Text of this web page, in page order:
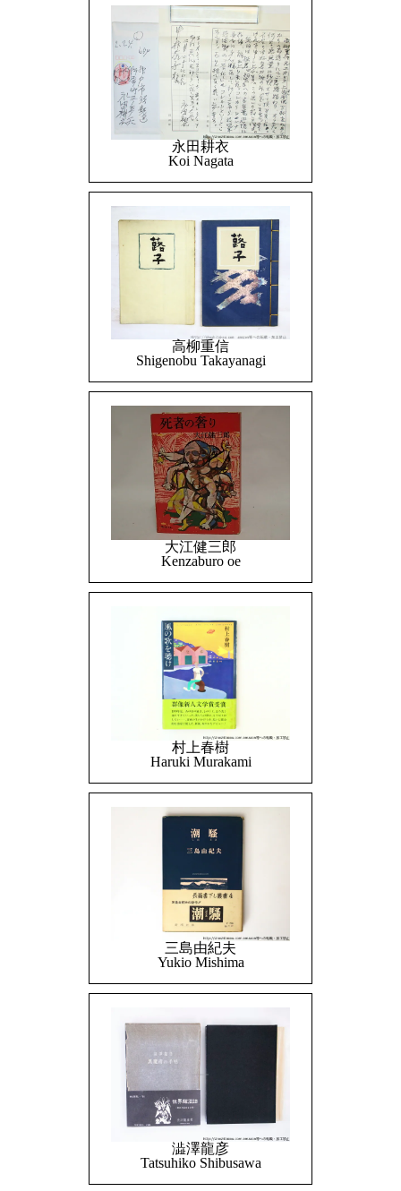
永田耕衣
Koi Nagata
高柳重信
Shigenobu Takayanagi
大江健三郎
Kenzaburo oe
村上春樹
Haruki Murakami
三島由紀夫
Yukio Mishima
澁澤龍彦
Tatsuhiko Shibusawa